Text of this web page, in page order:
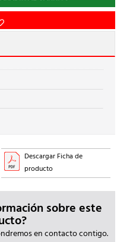
Descargar Ficha de
producto
sobre este
en contacto contigo.